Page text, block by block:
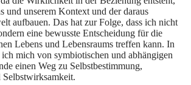
und unserem Kontext und der daraus
aufbauen. Das hat zur Folge, dass ich nicht
eine bewusste Entscheidung für die
Lebens und Lebensraums treffen kann. In
ich mich von symbiotischen und abhängigen
einen Weg zu Selbstbestimmung,
Selbstwirksamkeit.